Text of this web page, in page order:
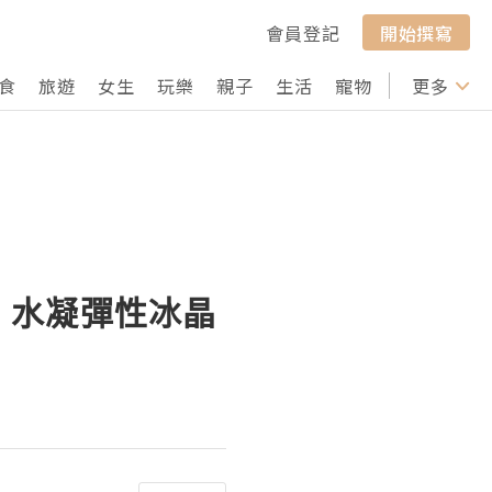
會員登記
開始撰寫
旅遊 女生 玩樂 親子 生活 寵物 行山 打卡
更多
凝彈性冰晶